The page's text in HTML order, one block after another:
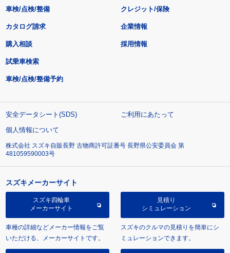
車検/点検/整備 クレジット/保険
カタログ請求
購入相談
試乗車検索
車検/点検/整備予約
企業情報
採用情報
安全データシート(SDS)
ご利用にあたって
個人情報について
株式会社 スズキ自販長野 古物商許可証番号 長野県公安委員会 第
481059590003号
スズキメーカーサイト
スズキ四輪車
メーカーサイト
車種の詳細などメーカー情報をご覧
いただける、メーカーサイトです。
見積り
シミュレーション
スズキのクルマの見積りを簡単にシ
ミュレーションできます。